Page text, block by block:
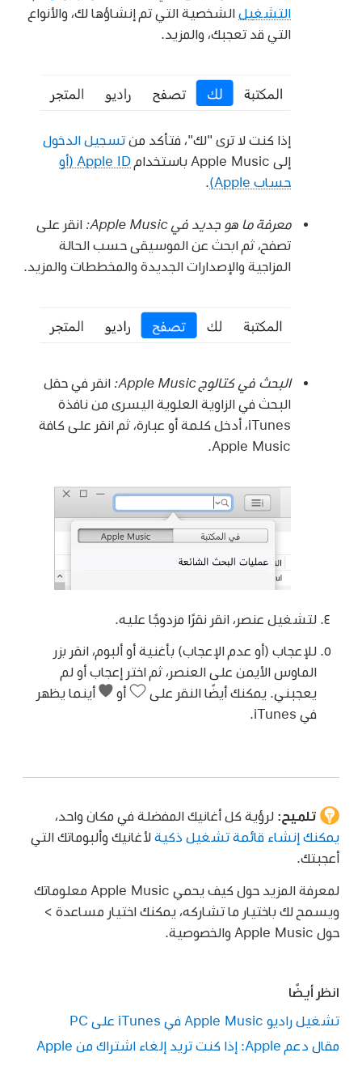
التشغيل الشخصية التي تم إنشاؤها لك، والأنواع
التي قد تعجبك، والمزيد.
إذا كنت لا ترى "لك"، فتأكد منتسجيل الدخول
إلى Apple Music باستخدام
Apple ID (أو
حساب Apple)
معرفة ما هو جديد في Apple Music:
انقر على
تصفح، ثم ابحث عن الموسيقى حسب الحالة
المزاجية والإصدارات الجديدة والمخططات والمزيد.
البحث في كتالوج Apple Music:
انقر في حقل
البحث في الزاوية العلوية اليسرى من نافذة
iTunes، أدخل كلمة أو عبارة، ثم انقر على كافة
Apple Music.
لتشغيل عنصر، انقر نقرًا مزدوجًا عليه.
للإعجاب (أو عدم الإعجاب) بأغنية أو ألبوم، انقر بزر
الماوس الأيمن على العنصر، ثم اختر إعجاب أو لم
يعجبني. يمكنك أيضًا النقر على
أو
أينما يظهر
في iTunes.
تلميح: لرؤية كل أغانيك المفضلة في مكان واحد،
يمكنك إنشاء قائمة تشغيل ذكية لأغانيك وألبوماتك التي
أعجبتك.
لمعرفة المزيد حول كيف يحمي Apple Music معلوماتك
ويسمح لك باختيار ما تشاركه، يمكنك اختيار مساعدة >
حول Apple Music والخصوصية.
انظر أيضًا
تشغيل راديو Apple Music في iTunes على PC
مقال دعم Apple: إذا كنت تريد إلغاء اشتراك من Apple